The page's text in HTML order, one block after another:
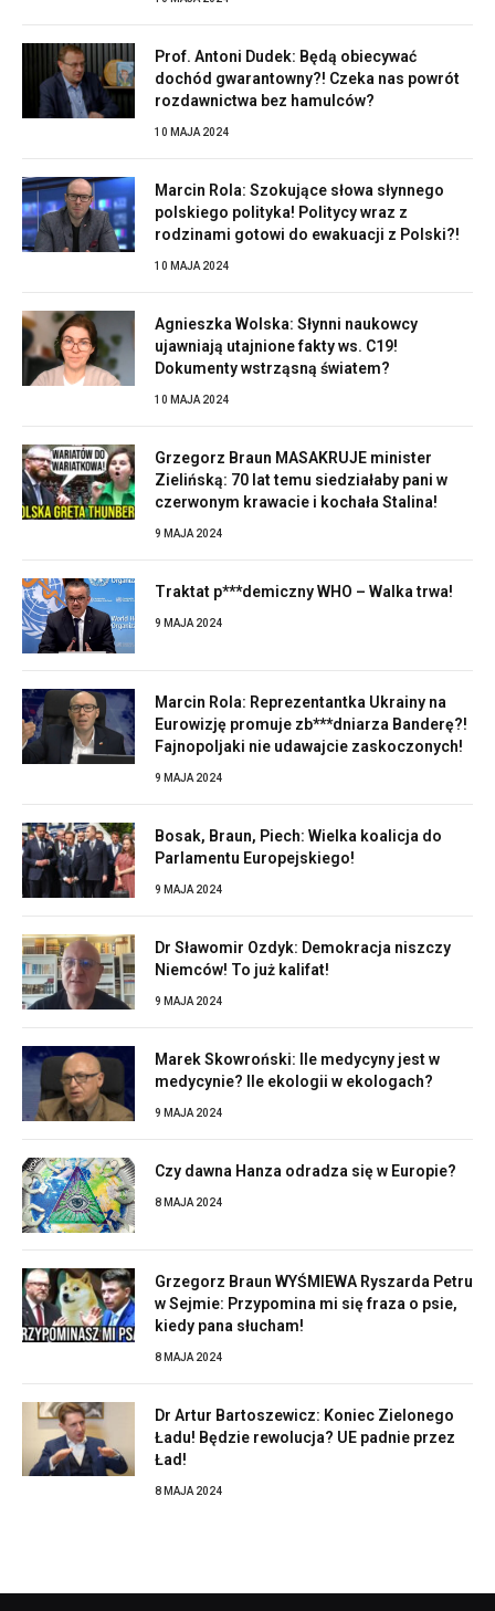
Prof. Antoni Dudek: Będą obiecywać
dochód gwarantowny?! Czeka nas powrót
rozdawnictwa bez hamulców?
10 MAJA 2024
Marcin Rola: Szokujące słowa słynnego
polskiego polityka! Politycy wraz z
rodzinami gotowi do ewakuacji z Polski?!
10 MAJA 2024
Agnieszka Wolska: Słynni naukowcy
ujawniają utajnione fakty ws. C19!
Dokumenty wstrząsną światem?
10 MAJA 2024
Grzegorz Braun MASAKRUJE minister
Zielińską: 70 lat temu siedziałaby pani w
czerwonym krawacie i kochała Stalina!
9 MAJA 2024
Traktat p***demiczny WHO – Walka trwa!
9 MAJA 2024
Marcin Rola: Reprezentantka Ukrainy na
Eurowizję promuje zb***dniarza Banderę?!
Fajnopoljaki nie udawajcie zaskoczonych!
9 MAJA 2024
Bosak, Braun, Piech: Wielka koalicja do
Parlamentu Europejskiego!
9 MAJA 2024
Dr Sławomir Ozdyk: Demokracja niszczy
Niemców! To już kalifat!
9 MAJA 2024
Marek Skowroński: Ile medycyny jest w
medycynie? Ile ekologii w ekologach?
9 MAJA 2024
Czy dawna Hanza odradza się w Europie?
8 MAJA 2024
Grzegorz Braun WYŚMIEWA Ryszarda Petru
w Sejmie: Przypomina mi się fraza o psie,
kiedy pana słucham!
8 MAJA 2024
Dr Artur Bartoszewicz: Koniec Zielonego
Ładu! Będzie rewolucja? UE padnie przez
Ład!
8 MAJA 2024